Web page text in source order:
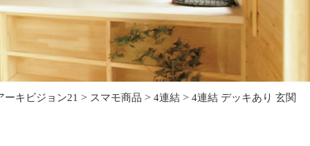
ーキビジョン21 > スマモ商品 > 4連結 > 4連結 デッキあり 玄関